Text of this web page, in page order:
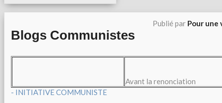
Publié par Pour une
Blogs Communistes
Avant la renonciation
- INITIATIVE COMMUNISTE